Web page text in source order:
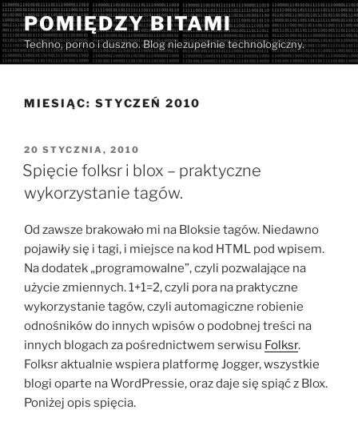
Przejdź
do
treści
POMIĘDZY BITAMI
Techno, porno i duszno. Blog niezupełnie technologiczny.
MIESIĄC: STYCZEŃ 2010
OPUBLIKOWANE
W
20 STYCZNIA, 2010
Spięcie folksr i blox – praktyczne
wykorzystanie tagów.
Od zawsze brakowało mi na Bloksie tagów. Niedawno
pojawiły się i tagi, i miejsce na kod HTML pod wpisem.
Na dodatek „programowalne”, czyli pozwalające na
użycie zmiennych. 1+1=2, czyli pora na praktyczne
wykorzystanie tagów, czyli automagiczne robienie
odnośników do innych wpisów o podobnej treści na
innych blogach za pośrednictwem serwisu Folksr.
Folksr aktualnie wspiera platformę Jogger, wszystkie
blogi oparte na WordPressie, oraz daje się spiąć z Blox.
Poniżej opis spięcia.